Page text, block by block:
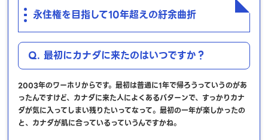
永住権を目指して10年超えの紆余曲折
Q. 最初にカナダに来たのはいつですか？
2003年のワーホリからです。最初は普通に1年で帰ろうっていうのがあ
ったんですけど、カナダに来た人によくあるパターンで、すっかりカナ
ダが気に入ってしまい残りたいってなって。最初の一年が楽しかったの
と、カナダが肌に合っているっていうんですかね。